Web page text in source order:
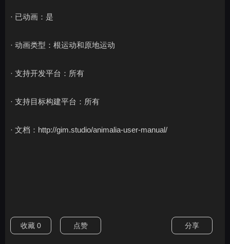
· 已动画：是
· 动画类型：根运动和原地运动
· 支持开发平台：所有
· 支持目标构建平台：所有
· 文档：http://gim.studio/animalia-user-manual/
收藏 0 点赞 分享